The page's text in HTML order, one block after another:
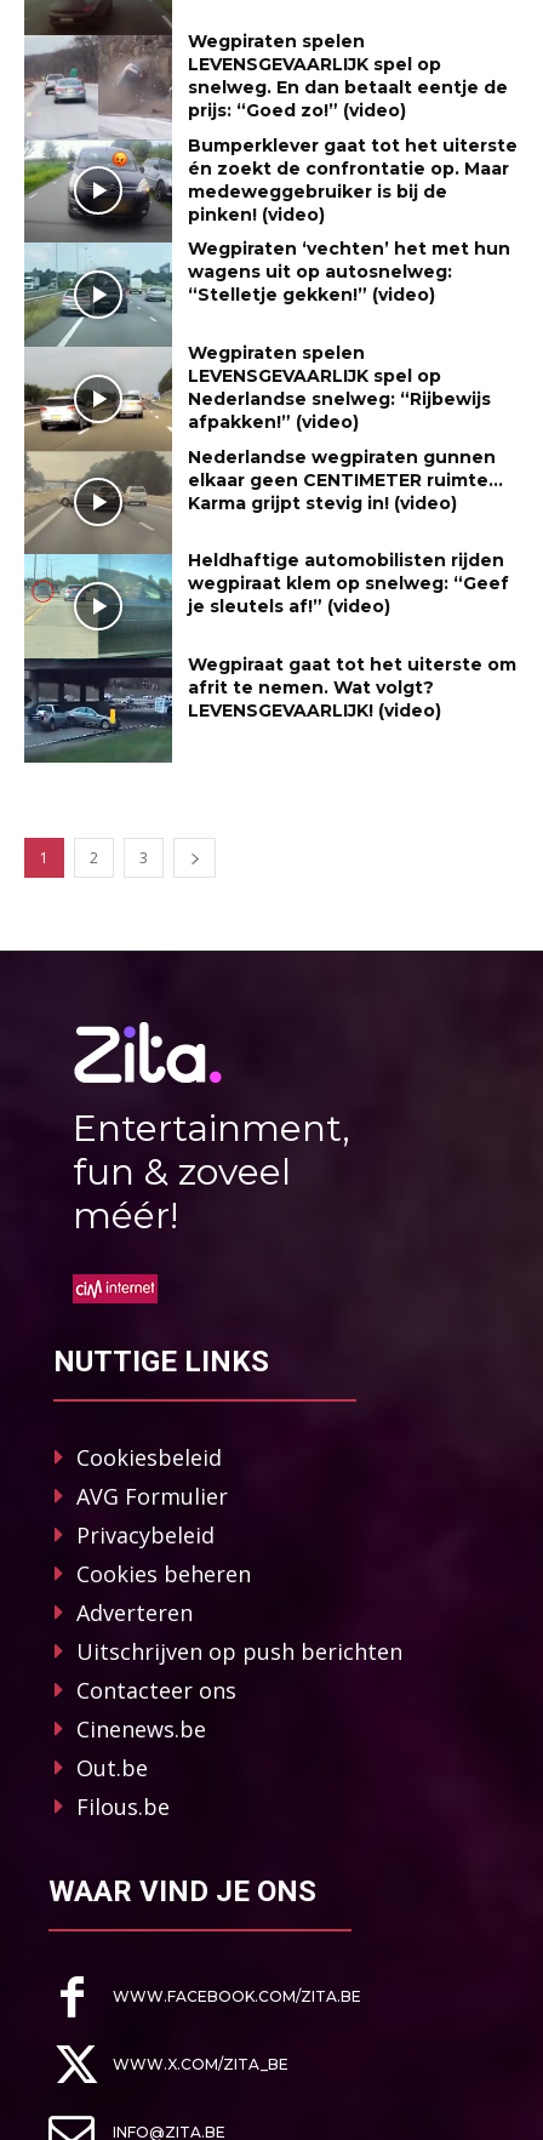
Wegpiraten spelen
LEVENSGEVAARLIJK spel op
snelweg. En dan betaalt eentje de
prijs: “Goed zo!” (video)
Bumperklever gaat tot het uiterste
én zoekt de confrontatie op. Maar
medeweggebruiker is bij de
pinken! (video)
Wegpiraten ‘vechten’ het met hun
wagens uit op autosnelweg:
“Stelletje gekken!” (video)
Wegpiraten spelen
LEVENSGEVAARLIJK spel op
Nederlandse snelweg: “Rijbewijs
afpakken!” (video)
Nederlandse wegpiraten gunnen
elkaar geen CENTIMETER ruimte…
Karma grijpt stevig in! (video)
Heldhaftige automobilisten rijden
wegpiraat klem op snelweg: “Geef
je sleutels af!” (video)
Wegpiraat gaat tot het uiterste om
afrit te nemen. Wat volgt?
LEVENSGEVAARLIJK! (video)
1 2 3
Entertainment,
fun & zoveel
méér!
NUTTIGE LINKS
Cookiesbeleid
AVG Formulier
Privacybeleid
Cookies beheren
Adverteren
Uitschrijven op push berichten
Contacteer ons
Cinenews.be
Out.be
Filous.be
WAAR VIND JE ONS
WWW.FACEBOOK.COM/ZITA.BE
WWW.X.COM/ZITA_BE
INFO@ZITA.BE